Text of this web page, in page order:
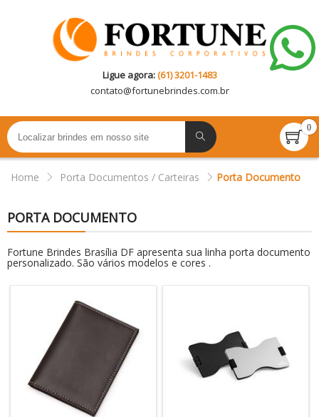
Ligue agora:(61) 3201-1483
contato@fortunebrindes.com.br
0
Home Porta Documentos / Carteiras Porta Documento
PORTA DOCUMENTO
Fortune Brindes Brasília DF apresenta sua linha porta documento
personalizado. São vários modelos e cores .